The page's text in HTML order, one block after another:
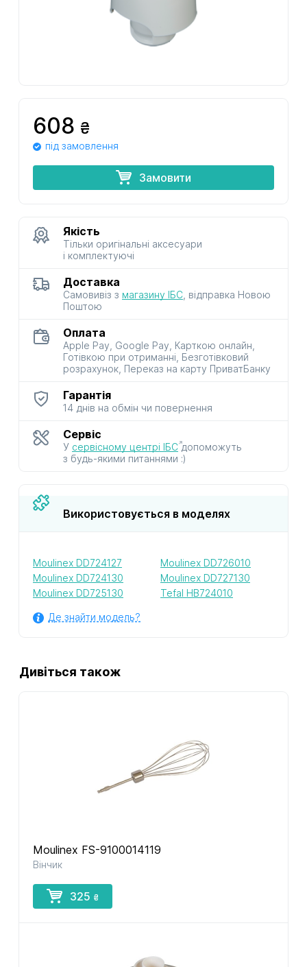
608 ₴
під замовлення
Замовити
Якість
Тільки оригінальні аксесуари
і комплектуючі
Доставка
Самовивіз з магазину ІБС , відправка Новою
Поштою
Оплата
Apple Pay, Google Pay, Карткою онлайн,
Готівкою при отриманні, Безготівковий
розрахунок, Переказ на карту ПриватБанку
Гарантія
14 днів на обмін чи повернення
Сервіс
У сервісному центрі ІБСдопоможуть
з будь-якими питаннями :)
Використовується в моделях
Moulinex DD724127
Moulinex DD724130
Moulinex DD725130
Moulinex DD726010
Moulinex DD727130
Tefal HB724010
Де знайти модель?
Дивіться також
Moulinex FS-9100014119
Вінчик
325 ₴